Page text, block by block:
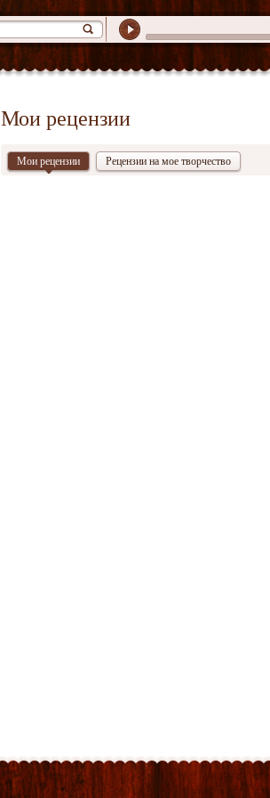
Мои рецензии
Мои рецензии Рецензии на мое творчество